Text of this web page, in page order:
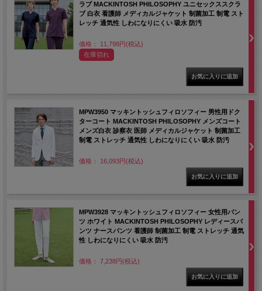
ラブ MACKINTOSH PHILOSOPHY ユニセックススクラ
ブ 白衣 看護師 メディカルジャケット 制菌加工 制電 スト
レッチ 通気性 しわになりにくい 吸水 防汚
価格： 11,798円(税込)
在庫切れ
MPW3950 マッキントッシュフィロソフィー 男性用ドク
ターコート MACKINTOSH PHILOSOPHY メンズコート
メンズ白衣 診察衣 医師 メディカルジャケット 制菌加工
制電 ストレッチ 通気性 しわになりにくい 吸水 防汚
価格： 16,093円(税込)
MPW3928 マッキントッシュフィロソフィー 女性用パン
ツ ホワイト MACKINTOSH PHILOSOPHY レディースパ
ンツ ナースパンツ 看護師 制菌加工 制電 ストレッチ 通気
性 しわになりにくい 吸水 防汚
価格： 7,238円(税込)